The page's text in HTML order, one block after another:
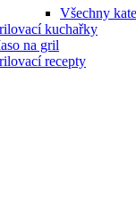
Všechny
kuchařky
na gril
recepty